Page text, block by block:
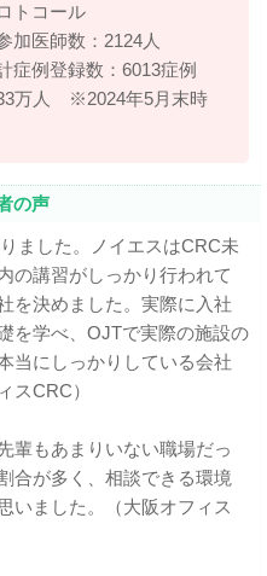
トコール
加医師数：2124人
症例登録数：6013症例
万人 ※2024年5月末時
の声
ました。ノイエスはCRC未
の講習がしっかり行われて
を決めました。実際に入社
を学べ、OJTで実際の施設の
当にしっかりしている会社
スCRC）
輩もあまりいない職場だっ
合が多く、相談できる環境
いました。（大阪オフィス